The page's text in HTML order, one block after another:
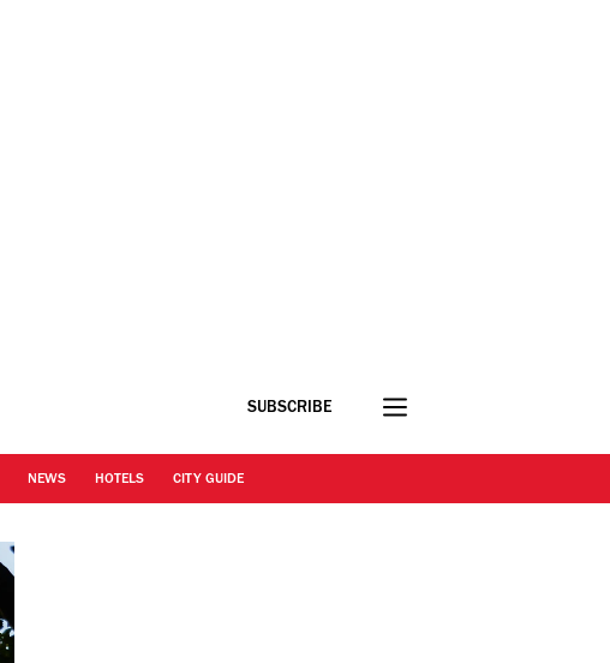
SUBSCRIBE
NEWS HOTELS CITY GUIDE